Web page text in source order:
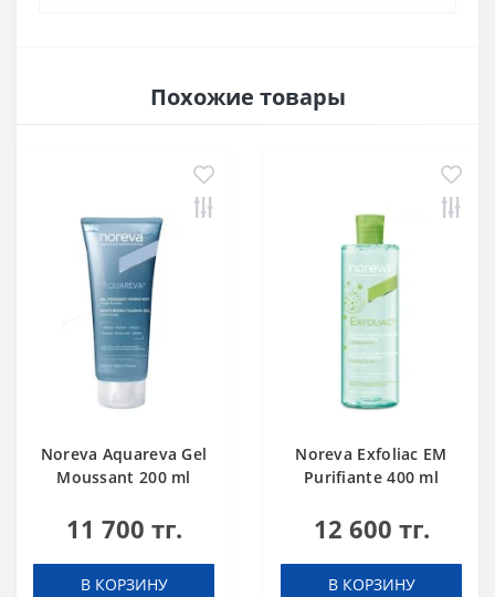
Похожие товары
Noreva Aquareva Gel
Moussant 200 ml
11 700 тг.
В КОРЗИНУ
Noreva Exfoliac EM
Purifiante 400 ml
12 600 тг.
В КОРЗИНУ